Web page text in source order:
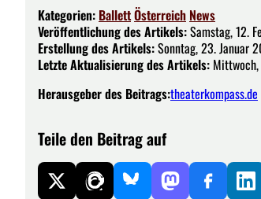
Kategorien: BallettÖsterreich News
Veröffentlichung des Artikels:Samstag, 12.
Erstellung des Artikels:Sonntag, 23. Januar
Letzte Aktualisierung des Artikels:
Herausgeber des Beitrags:theaterkompass.de
Teile den Beitrag auf